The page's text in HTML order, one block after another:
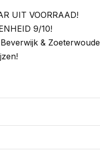
UIT VOORRAAD!
9/10!
& Zoeterwoude